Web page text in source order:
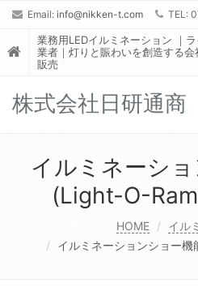
Email: info@nikken-t.com TEL:
業務用LEDイルミネーション ｜
業者｜灯りと賑わいを創造する
販売
株式会社日研通商
イルミネーシ
(Light-O-
HOME
イル
イルミネーションショー